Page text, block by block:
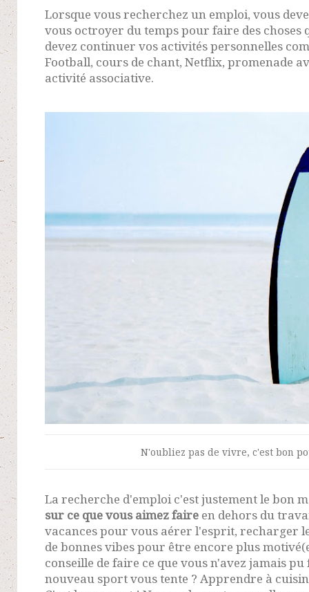
Lorsque vous recherchez un emploi, vous
vous octroyer du temps pour faire des choses
devez continuer vos activités personnelles
Football, cours de chant, Netflix, promenade
activité associative.
N'oubliez pas de vivre, c'est bon
La recherche d'emploi c'est justement le bon
sur ce que vous aimez faire en dehors du
vacances pour vous aérer l'esprit, recharger
de bonnes vibes pour être encore plus
conseille de faire ce que vous n'avez jamais
nouveau sport vous tente ? Apprendre à